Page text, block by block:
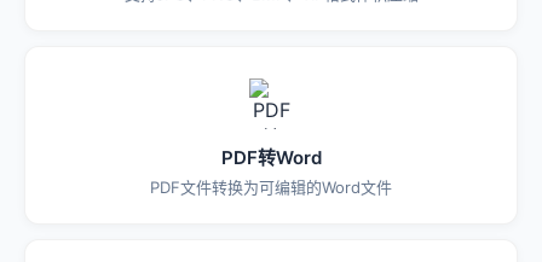
PDF转Word
PDF文件转换为可编辑的Word文件